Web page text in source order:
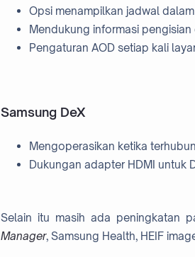
Opsi menampilkan jadwal
Mendukung informasi pengisian
Pengaturan AOD setiap kali
Samsung DeX
Mengoperasikan ketika
Dukungan adapter HDMI untuk
Selain itu masih ada peningkatan
Manager, Samsung Health, HEIF